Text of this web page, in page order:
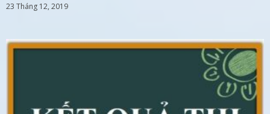
23 Tháng 12, 2019